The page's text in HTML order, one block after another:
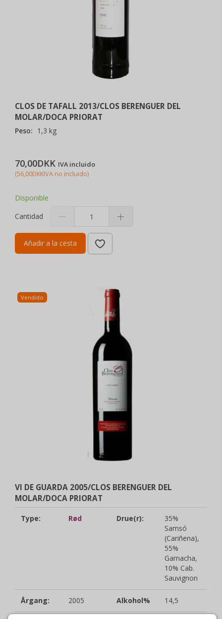
CLOS DE TAFALL 2013/CLOS BERENGUER DEL
MOLAR/DOCA PRIORAT
Peso: 1,3 kg
70,00DKK IVA incluido
(56,00DKKIVA no incluido)
Disponible
Cantidad
Añadir a la cesta
Vendido
VI DE GUARDA 2005/CLOS BERENGUER DEL
MOLAR/DOCA PRIORAT
Type: Rød Drue(r):
35%
Samsó
(Cariñena),
55%
Garnacha,
10% Cab.
Sauvignon
Årgang: 2005 Alkohol% 14,5